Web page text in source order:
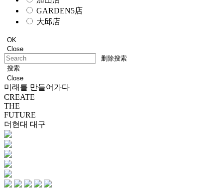
GARDEN5店
大邱店
OK
Close
删除搜索
搜索
Close
미래를 만들어가다
CREATE
THE
FUTURE
더현대 대구